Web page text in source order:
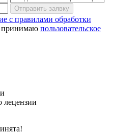
Отправить заявку
с правилами обработки
принимаю пользовательское
лецензии